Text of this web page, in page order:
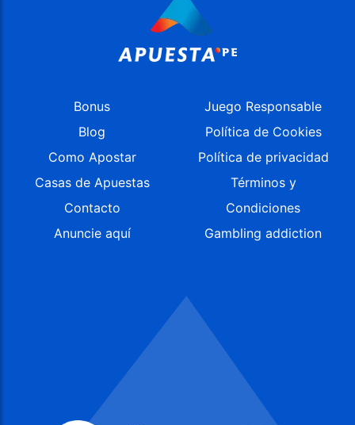
Bonus
Blog
Como Apostar
Casas de Apuestas
Contacto
Anuncie aquí
Juego Responsable
Política de Cookies
Política de privacidad
Términos y
Condiciones
Gambling addiction